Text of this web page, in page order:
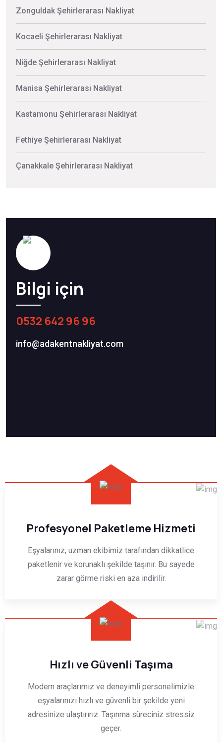
Zonguldak Şehirlerarası Nakliyat
Kocaeli Şehirlerarası Nakliyat
Niğde Şehirlerarası Nakliyat
Manisa Şehirlerarası Nakliyat
Kastamonu Şehirlerarası Nakliyat
Fethiye Şehirlerarası Nakliyat
Çanakkale Şehirlerarası Nakliyat
Bilgi için
0532 642 96 96
info@adakentnakliyat.com
Profesyonel Paketleme Hizmeti
Eşyalarınız, uzman ekibimiz tarafından dikkatlice
paketlenir ve korunaklı şekilde taşınır. Bu sayede
zarar görme riski en aza indirilir.
Hızlı ve Güvenli Taşıma
Modern araçlarımız ve deneyimli personelimizle
eşyalarınızı hızlı ve güvenli bir şekilde yeni
adresinize ulaştırırız. Taşınma süreciniz stressiz
geçer.